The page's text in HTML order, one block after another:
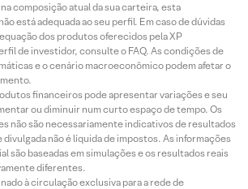
composição atual da sua carteira, esta
está adequada ao seu perfil. Em caso de dúvidas
dos produtos oferecidos pela XP
de investidor, consulte o FAQ. As condições de
e o cenário macroeconômico podem afetar o
financeiros pode apresentar variações e seu
ou diminuir num curto espaço de tempo. Os
não são necessariamente indicativos de resultados
não é líquida de impostos. As informações
são baseadas em simulações e os resultados reais
diferentes.
à circulação exclusiva para a rede de